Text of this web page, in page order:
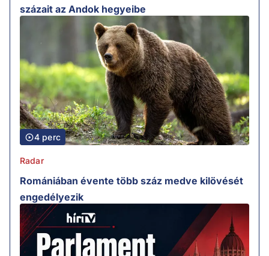
százait az Andok hegyeibe
4 perc
Radar
Romániában évente több száz medve kilövését
engedélyezik